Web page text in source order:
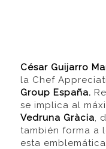
César Guijarro
la Chef
Group España.
se implica al
Vedruna Gràcia ,
también forma a
esta